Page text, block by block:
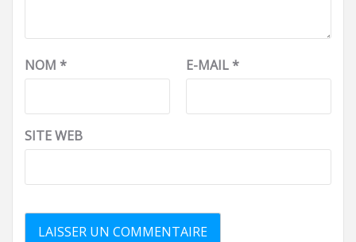
NOM * E-MAIL*
SITE WEB